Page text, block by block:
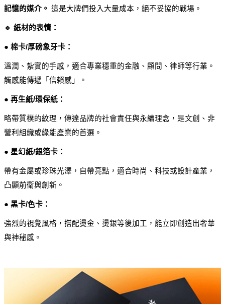
記憶的媒介。 這是大牌們投入大量成本，絕不妥協的戰場。
🔹 紙材的表情：
● 棉卡/厚磅象牙卡：
溫潤、紮實的手感，適合專業穩重的金融、顧問、律師等行業。
觸感能傳遞「信賴感」。
● 再生紙/環保紙：
略帶質樸的紋理，傳達品牌的社會責任與永續理念，是文創、非
營利組織或綠能產業的首選。
● 星幻紙/銀箔卡：
帶有金屬或珍珠光澤，自帶亮點，適合時尚、科技或設計產業，
凸顯前衛與創新。
● 黑卡/色卡：
強烈的視覺風格，搭配燙金、燙銀等後加工，能立即創造出奢華
與神秘感。